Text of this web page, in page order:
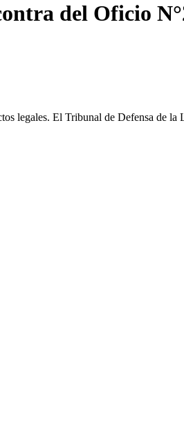
del Oficio
legales. El Tribunal de Defensa de la